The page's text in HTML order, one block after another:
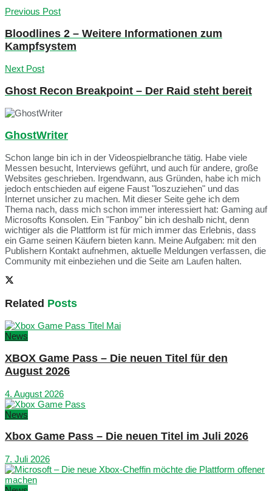
Previous Post
Bloodlines 2 – Weitere Informationen zum
Kampfsystem
Next Post
Ghost Recon Breakpoint – Der Raid steht bereit
GhostWriter
Schon lange bin ich in der Videospielbranche tätig. Habe viele
Messen besucht, Interviews geführt, und auch für andere, große
Websites geschrieben. Irgendwann, aus Gründen, habe ich mich
jedoch entschieden auf eigene Faust "loszuziehen" und das
Internet unsicher zu machen. Mit dieser Seite gehe ich dem
Thema nach, dass mich schon immer interessiert hat: Gaming auf
Microsofts Konsolen. Ein "Fanboy" bin ich deshalb nicht, denn
wichtiger als die Plattform ist für mich immer das Erlebnis, dass
ein Game seinen Käufern bieten kann. Meine Aufgaben: mit den
Publishern Kontakt aufnehmen, aktuelle Meldungen verfassen, die
Community mit einbeziehen und die Seite am Laufen halten.
Related Posts
News
XBOX Game Pass – Die neuen Titel für den
August 2026
4. August 2026
News
Xbox Game Pass – Die neuen Titel im Juli 2026
7. Juli 2026